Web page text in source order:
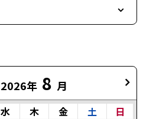
2026年 8 月
水 木 金 土
日